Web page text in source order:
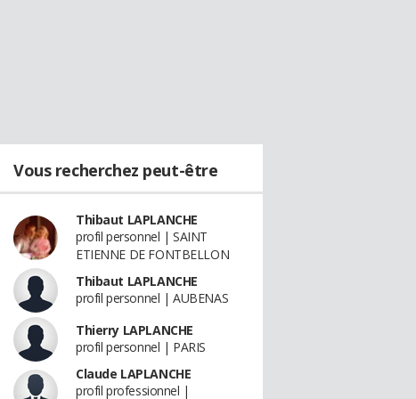
Vous recherchez peut-être
Thibaut LAPLANCHE
profil personnel | SAINT
ETIENNE DE FONTBELLON
Thibaut LAPLANCHE
profil personnel | AUBENAS
Thierry LAPLANCHE
profil personnel | PARIS
Claude LAPLANCHE
profil professionnel |